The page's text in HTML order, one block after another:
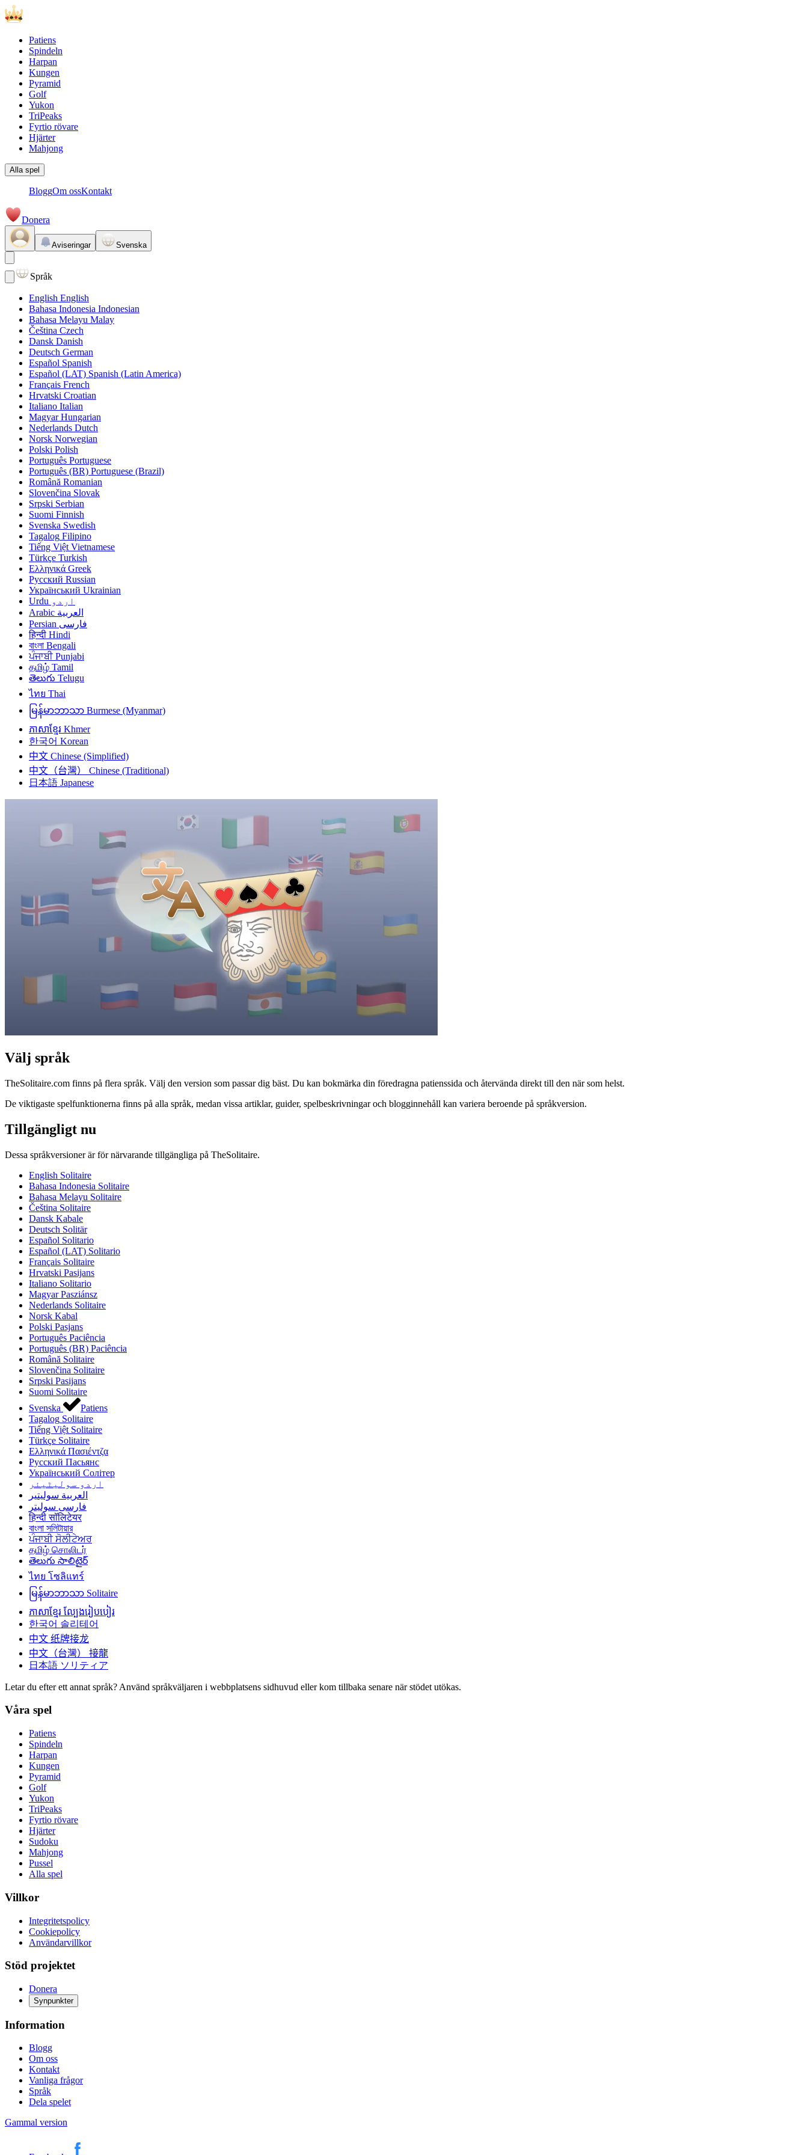
Patiens
Spindeln
Harpan
Kungen
Pyramid
Golf
Yukon
TriPeaks
Fyrtio rövare
Hjärter
Mahjong
Alla spel
BloggOm ossKontakt
Donera
Aviseringar Svenska
Språk
English English
Bahasa Indonesia Indonesian
Bahasa Melayu Malay
Čeština Czech
Dansk Danish
Deutsch German
Español Spanish
Español (LAT) Spanish (Latin America)
Français French
Hrvatski Croatian
Italiano Italian
Magyar Hungarian
Nederlands Dutch
Norsk Norwegian
Polski Polish
Português Portuguese
Português (BR) Portuguese (Brazil)
Română Romanian
Slovenčina Slovak
Srpski Serbian
Suomi Finnish
Svenska Swedish
Tagalog Filipino
Tiếng Việt Vietnamese
Türkçe Turkish
Ελληνικά Greek
Русский Russian
Український Ukrainian
اردو Urdu
العربية Arabic
فارسی Persian
हिन्दी Hindi
বাংলা Bengali
ਪੰਜਾਬੀ Punjabi
தமிழ் Tamil
తెలుగు Telugu
ไทย Thai
မြန်မာဘာသာ Burmese (Myanmar)
ភាសាខ្មែរ Khmer
한국어 Korean
中文 Chinese (Simplified)
中文（台灣）
Chinese (Traditional)
日本語 Japanese
Välj språk
TheSolitaire.com finns på flera språk. Välj den version som passar dig bäst. Du kan bokmärka din föredragna patienssida och återvända direkt till den när som helst.
De viktigaste spelfunktionerna finns på alla språk, medan vissa artiklar, guider, spelbeskrivningar och blogginnehåll kan variera beroende på språkversion.
Tillgängligt nu
Dessa språkversioner är för närvarande tillgängliga på TheSolitaire.
English Solitaire
Bahasa Indonesia Solitaire
Bahasa Melayu Solitaire
Čeština Solitaire
Dansk Kabale
Deutsch Solitär
Español Solitario
Español (LAT) Solitario
Français Solitaire
Hrvatski Pasijans
Italiano Solitario
Magyar Pasziánsz
Nederlands Solitaire
Norsk Kabal
Polski Pasjans
Português Paciência
Português (BR) Paciência
Română Solitaire
Slovenčina Solitaire
Srpski Pasijans
Suomi Solitaire
Svenska
Patiens
Tagalog Solitaire
Tiếng Việt Solitaire
Türkçe Solitaire
Ελληνικά Πασιέντζα
Русский Пасьянс
Український Солітер
اردو سولیٹیئر
العربية سوليتير
فارسی سولیتر
हिन्दी सॉलिटेयर
বাংলা সলিটায়ার
ਪੰਜਾਬੀ ਸੋਲੀਟੇਅਰ
தமிழ் சொலிடர்
తెలుగు సాలిటైర్‌
ไทย โซลิแทร์
မြန်မာဘာသာ Solitaire
ភាសាខ្មែរ ល្បែងរៀបបៀរ
한국어 솔리테어
中文 纸牌接龙
中文（台灣）
接龍
日本語 ソリティア
Letar du efter ett annat språk? Använd språkväljaren i webbplatsens sidhuvud eller kom tillbaka senare när stödet utökas.
Våra spel
Patiens
Spindeln
Harpan
Kungen
Pyramid
Golf
Yukon
TriPeaks
Fyrtio rövare
Hjärter
Sudoku
Mahjong
Pussel
Alla spel
Villkor
Integritetspolicy
Cookiepolicy
Användarvillkor
Stöd projektet
Donera
Synpunkter
Information
Blogg
Om oss
Kontakt
Vanliga frågor
Språk
Dela spelet
Gammal version